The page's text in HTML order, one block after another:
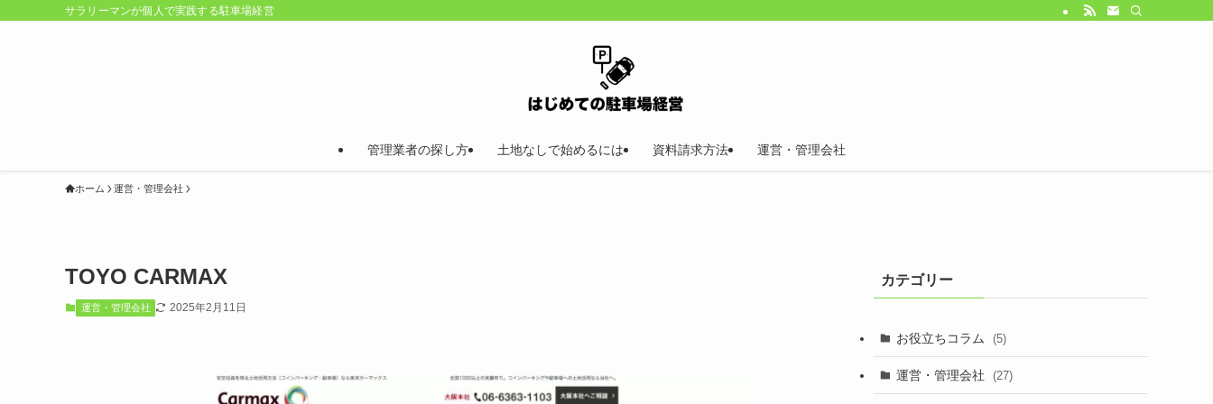
サラリーマンが個人で実践する駐車場経営
管理業者の探し方 土地なしで始めるには 資料請求方法 運営・管理会社
ホーム 運営・管理会社
TOYO CARMAX
運営・管理会社 2025年2月11日
カテゴリー
お役立ちコラム (5)
運営・管理会社 (27)